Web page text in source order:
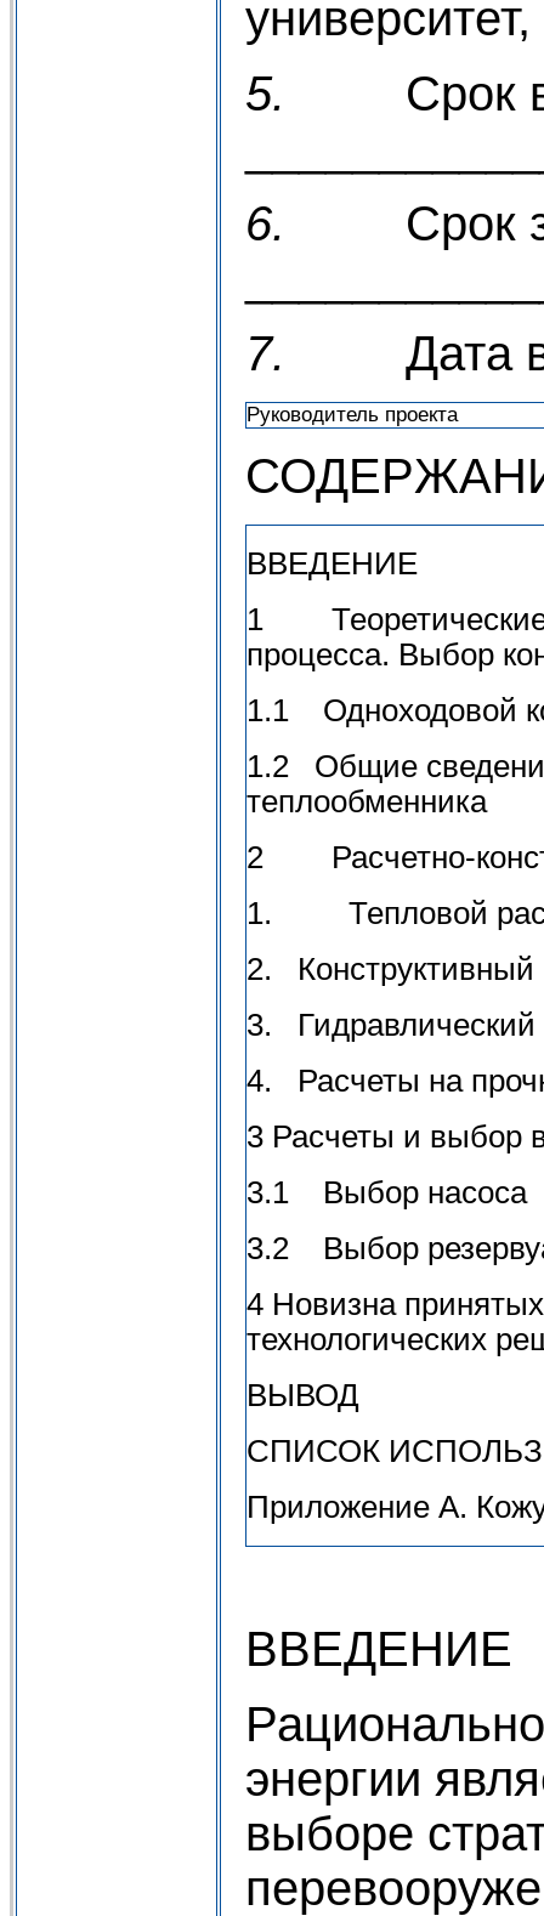
5. Срок
6. Срок
7. Дата
Руководитель проекта
ВВЕДЕНИЕ
1 Теоретические
процесса. Выбор
1.1 Одноходовой
1.2 Общие
теплообменника
2 Расчетно-
1. Тепловой
2. Конструктивный
3. Гидравлический
4. Расчеты на
3 Расчеты и выбор
3.1 Выбор насоса
3.2 Выбор
4 Новизна
технологических
ВЫВОД
СПИСОК
Приложение А.
ВВЕДЕНИЕ
энергии
выборе